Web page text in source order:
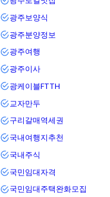
광주보양식
광주분양정보
광주여행
광주이사
광케이블FTTH
교자만두
구리갈매역세권
국내여행지추천
국내주식
국민임대자격
국민임대주택완화모집